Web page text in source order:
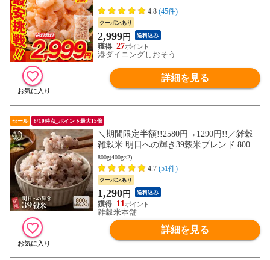
無料2,999円！】バナメイ 剥き身 1kg （解
凍後800g）大粒サイズ 海鮮 冷凍 海老 1キ
ロ 大量 贈答 送料無料
4.8 (45件)
クーポンあり
2,999円 送料込み
27
港ダイニングしおそう
詳細を見る
セール 8/10時点_ポイント最大15倍
＼期間限定半額!!2580円→1290円!!／雑穀
雑穀米 明日への輝き39穀米ブレンド 800g
(400g×2袋) 送料無料 非常食(個包装・チャ
ック付き) 初めての方おすすめ 当店のイチ
オシ
800g(400g×2)
4.7 (51件)
クーポンあり
1,290円 送料込み
11
雑穀米本舗
詳細を見る